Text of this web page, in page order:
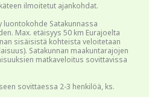
ilmoitetut ajankohdat.
Satakunnassa
Max. etäisyys 50 km Eurajoelta
sisäisistä kohteista veloitetaan
Satakunnan maakuntarajojen
matkaveloitus sovittavissa
sovittaessa 2-3 henkilöä, ks.